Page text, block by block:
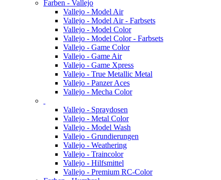
Farben - Vallejo
Vallejo - Model Air
Vallejo - Model Air - Farbsets
Vallejo - Model Color
Vallejo - Model Color - Farbsets
Vallejo - Game Color
Vallejo - Game Air
Vallejo - Game Xpress
Vallejo - True Metallic Metal
Vallejo - Panzer Aces
Vallejo - Mecha Color
Vallejo - Spraydosen
Vallejo - Metal Color
Vallejo - Model Wash
Vallejo - Grundierungen
Vallejo - Weathering
Vallejo - Traincolor
Vallejo - Hilfsmittel
Vallejo - Premium RC-Color